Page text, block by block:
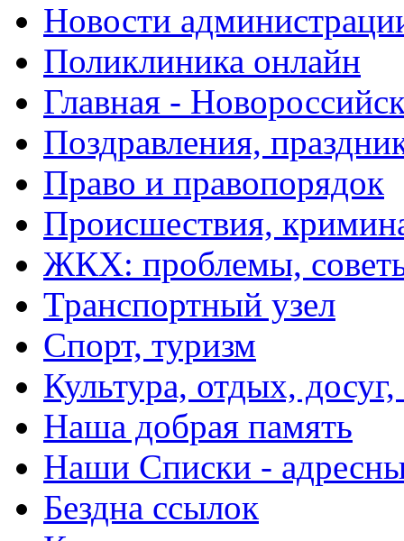
Новости
Поликлиника онлайн
Главная -
Поздравления,
Право и правопорядок
Происшествия,
ЖКХ: проблемы,
Транспортный узел
Спорт, туризм
Культура, отдых,
Наша добрая память
Наши Списки -
Бездна ссылок